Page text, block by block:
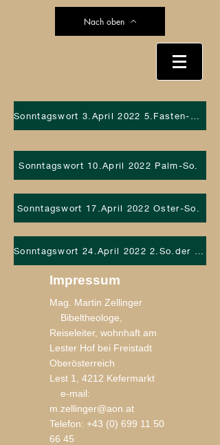
Nach oben
Sonntagswort 10.April 2022 Palm-So.
Sonntagswort 17.April 2022 Oster-So.
Impressum
Mag. Martin Zellinger
Bibeltheologe,
Reiseleiter, wohnhaft am
Lester Hof bei Freistadt
Oberösterreich
Lest 1, 4212 Kefermarkt
e-mail:
m.zellinger@aon.at
Telefon: +43 (0) 699 11 50
66 45